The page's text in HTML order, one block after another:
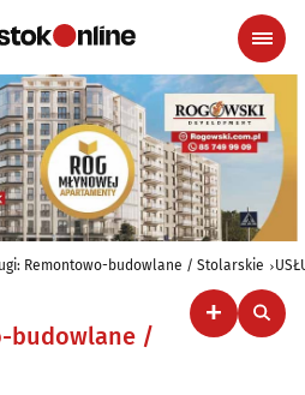
Remontowo-budowlane / Stolarskie
budowlane /